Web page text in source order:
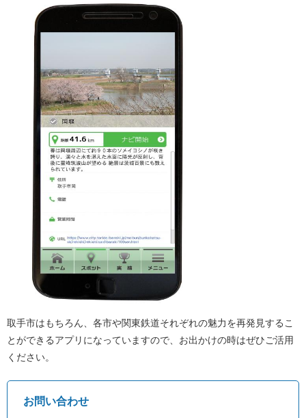
取手市はもちろん、各市や関東鉄道それぞれの魅力を再発見するこ
とができるアプリになっていますので、お出かけの時はぜひご活用
ください。
お問い合わせ